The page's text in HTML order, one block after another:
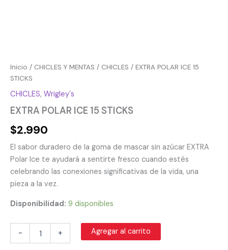
Inicio / CHICLES Y MENTAS / CHICLES / EXTRA POLAR ICE 15
STICKS
CHICLES, Wrigley´s
EXTRA POLAR ICE 15 STICKS
$2.990
El sabor duradero de la goma de mascar sin azúcar EXTRA
Polar Ice te ayudará a sentirte fresco cuando estés
celebrando las conexiones significativas de la vida, una
pieza a la vez.
Disponibilidad: 9 disponibles
- + Agregar al carrito